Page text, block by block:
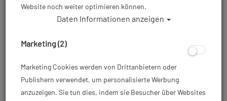
Website noch weiter optimieren können.
Daten Informationen anzeigen
Marketing (2)
Marketing Cookies werden von Drittanbietern oder
Publishern verwendet, um personalisierte Werbung
anzuzeigen. Sie tun dies, indem sie Besucher über Websites